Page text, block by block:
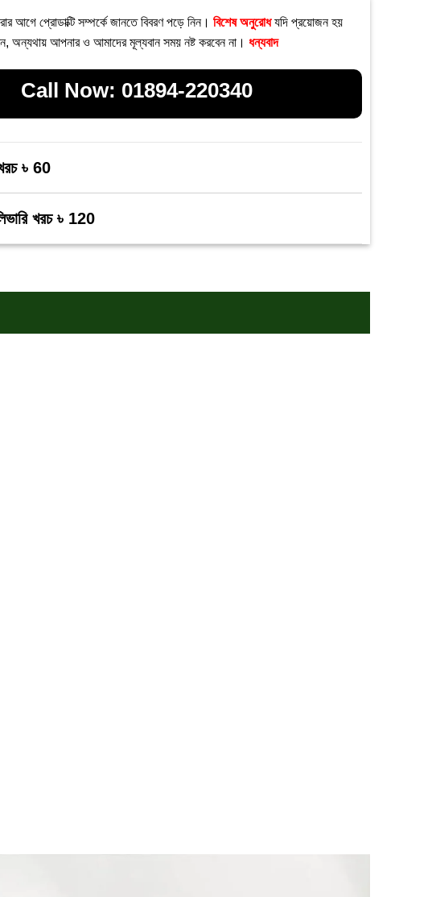
আগে প্রোডাক্টি সম্পর্কে জানতে বিবরণ পড়ে নিন। বিশেষ অনুরোধযদি প্রয়োজন হয়
অন্যথায় আপনার ও আমাদের মূল্যবান সময় নষ্ট করবেন না। ধন্যবাদ
Call Now: 01894-220340
খরচ ৳ 60
খরচ ৳ 120